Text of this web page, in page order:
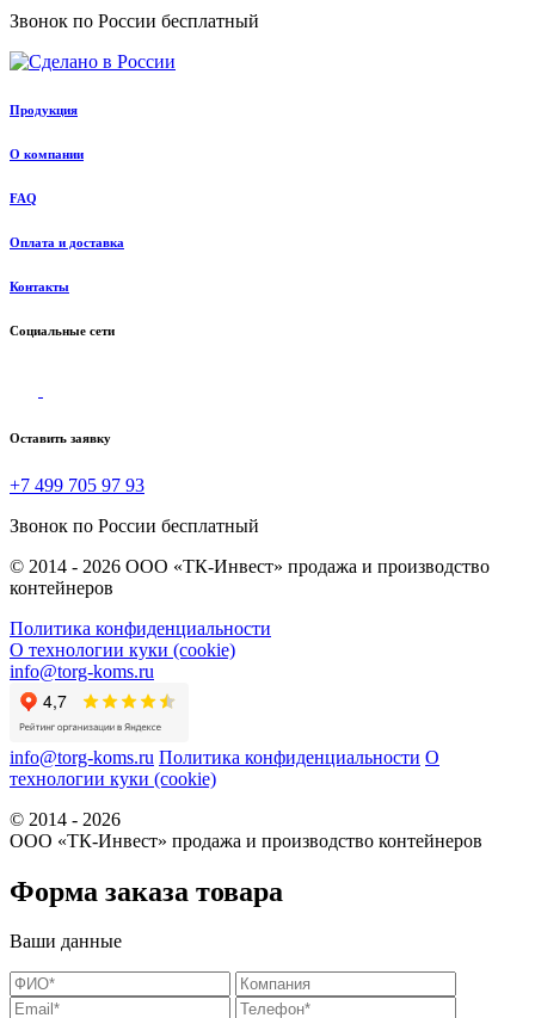
Звонок по России бесплатный
Продукция
О компании
FAQ
Оплата и доставка
Контакты
Социальные сети
Оставить заявку
+7 499 705 97 93
Звонок по России бесплатный
© 2014 - 2026 ООО «ТК-Инвест» продажа и производство
контейнеров
Политика конфиденциальности
О технологии куки (cookie)
info@torg-koms.ru
info@torg-koms.ru Политика конфиденциальности О
технологии куки (cookie)
© 2014 - 2026
ООО «ТК-Инвест» продажа и производство контейнеров
Форма заказа товара
Ваши данные